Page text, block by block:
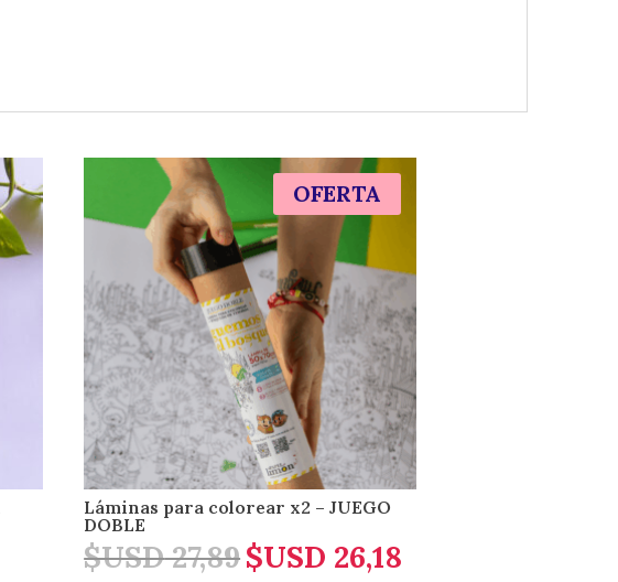
OFERTA
Láminas para colorear x2 – JUEGO
DOBLE
$USD27,89 El
$USD 26,18